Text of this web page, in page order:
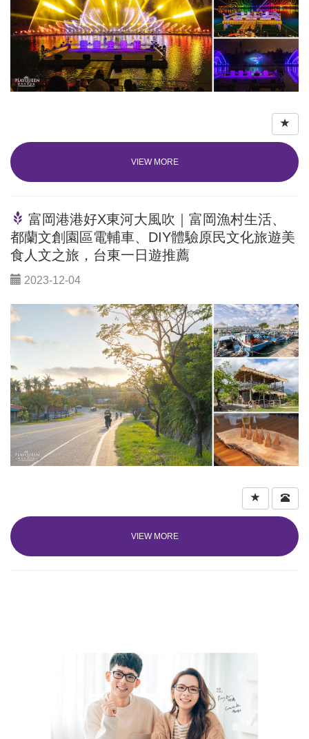
VIEW MORE
富岡港港好X東河大風吹｜富岡漁村生活、
都蘭文創園區電輔車、DIY體驗原民文化旅遊美
食人文之旅，台東一日遊推薦
2023-12-04
VIEW MORE